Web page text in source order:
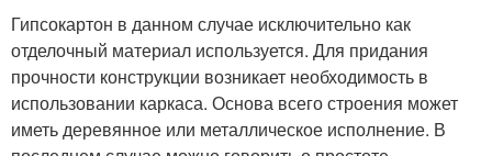
Гипсокартон в данном случае исключительно как
отделочный материал используется. Для придания
прочности конструкции возникает необходимость в
использовании каркаса. Основа всего строения может
иметь деревянное или металлическое исполнение. В